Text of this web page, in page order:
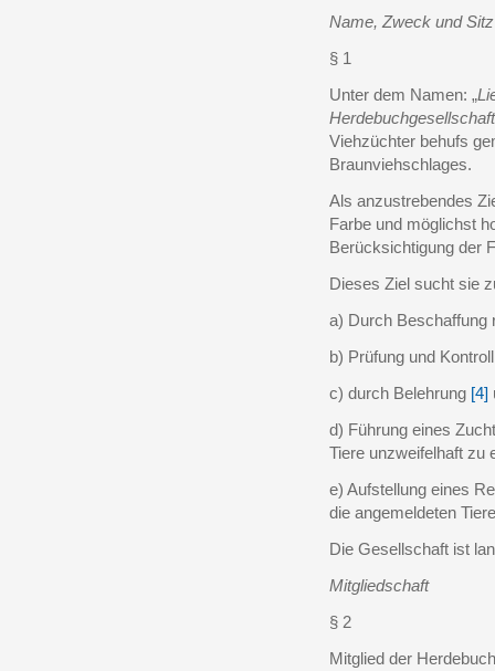
Name, Zweck und Sitz
§ 1
Unter dem Namen: „
Herdebuchgesellschaft
Viehzüchter behufs
Braunviehschlages.
Als anzustrebendes
Farbe und möglichst
Berücksichtigung der
Dieses Ziel sucht sie
a) Durch Beschaffung
b) Prüfung und
c) durch Belehrung [4]
d) Führung eines
Tiere unzweifelhaft zu
e) Aufstellung eines
die angemeldeten
Die Gesellschaft ist
Mitgliedschaft
§ 2
Mitglied der